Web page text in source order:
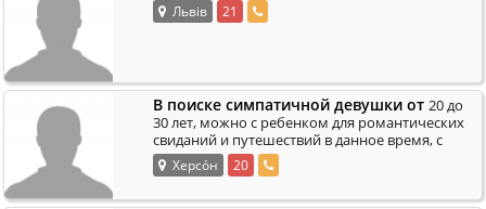
Львів 21
В поиске симпатичной девушки от 20 до
30 лет, можно с ребенком для романтических
свиданий и путешествий в данное время, с
целью возможных, серьезных отношений п
Херсо́н 20